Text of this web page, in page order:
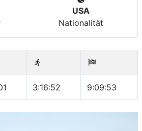
USA
Nationalität
3:16:52 9:09:53